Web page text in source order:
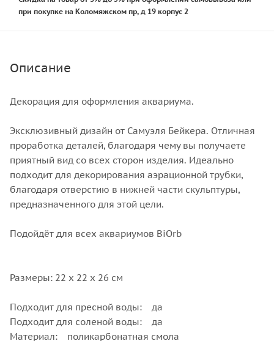
при покупке на Коломяжском пр, д 19 корпус 2
Описание
Декорация для оформления аквариума.
Эксклюзивный дизайн от Самуэля Бейкера. Отличная
проработка деталей, благодаря чему вы получаете
приятный вид со всех сторон изделия. Идеально
подходит для декорирования аэрационной трубки,
благодаря отверстию в нижней части скульптуры,
предназначенного для этой цели.
Подойдёт для всех аквариумов BiOrb
Размеры: 22 x 22 x 26 см
Подходит для пресной воды: да
Подходит для соленой воды: да
Материал: поликарбонатная смола